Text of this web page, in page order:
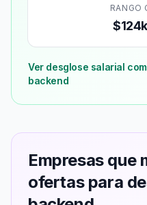
RANGO
Ver desglose salarial
backend
Empresas que
ofertas para